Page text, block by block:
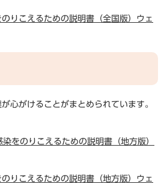
りこえるための説明書（全国版）ウェ
心がけることがまとめられています。
をのりこえるための説明書（地方版）
りこえるための説明書（地方版）ウェ